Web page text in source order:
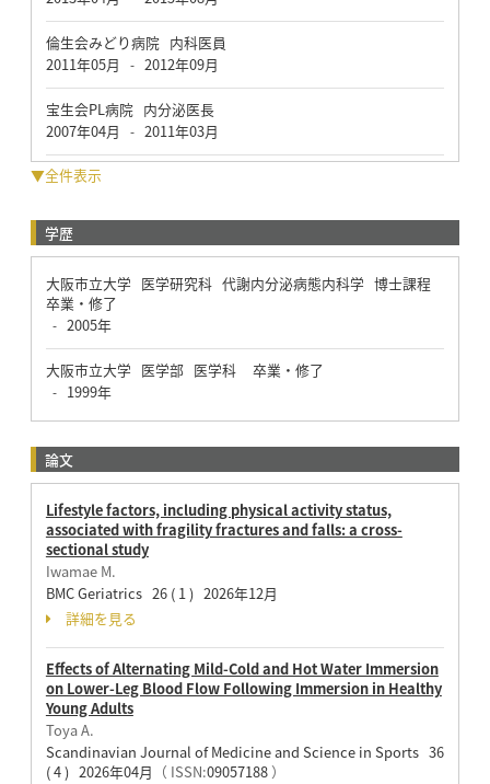
倫生会みどり病院 内科医員
2011年05月
- 2012年09月
宝生会PL病院 内分泌医長
2007年04月
- 2011年03月
▼全件表示
学歴
大阪市立大学 医学研究科 代謝内分泌病態内科学 博士課程
卒業・修了
- 2005年
大阪市立大学 医学部 医学科 卒業・修了
- 1999年
論文
Lifestyle factors, including physical activity status,
associated with fragility fractures and falls: a cross-
sectional study
Iwamae M.
BMC Geriatrics 26 ( 1 ) 2026年12月
詳細を見る
Effects of Alternating Mild-Cold and Hot Water Immersion
on Lower-Leg Blood Flow Following Immersion in Healthy
Young Adults
Toya A.
Scandinavian Journal of Medicine and Science in Sports 36
( 4 ) 2026年04月 （ ISSN:09057188）